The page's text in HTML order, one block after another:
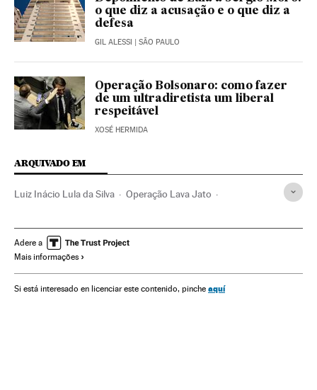
o que diz a acusação e o que diz a
defesa
GIL ALESSI | SÃO PAULO
Operação Bolsonaro: como fazer
de um ultradiretista um liberal
respeitável
XOSÉ HERMIDA
ARQUIVADO EM
Luiz Inácio Lula da Silva Operação Lava Jato
Investigação policial Petrobras
Financiamento ilegal
Financiamento partidos Caixa dois Corrupção política
Adere a
Mais informações
Si está interesado en licenciar este contenido, pinche aquí